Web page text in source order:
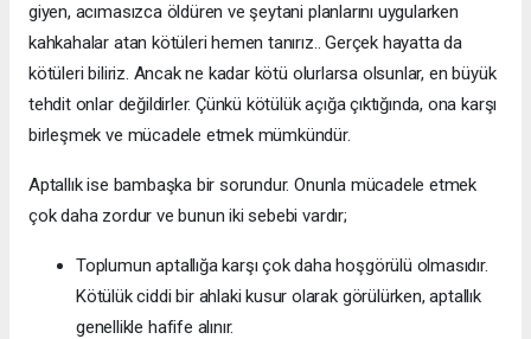
giyen, acımasızca öldüren ve şeytani planlarını uygularken
kahkahalar atan kötüleri hemen tanırız.. Gerçek hayatta da
kötüleri biliriz. Ancak ne kadar kötü olurlarsa olsunlar, en büyük
tehdit onlar değildirler. Çünkü kötülük açığa çıktığında, ona karşı
birleşmek ve mücadele etmek mümkündür.
Aptallık ise bambaşka bir sorundur. Onunla mücadele etmek
çok daha zordur ve bunun iki sebebi vardır;
Toplumun aptallığa karşı çok daha hoşgörülü olmasıdır.
Kötülük ciddi bir ahlaki kusur olarak görülürken, aptallık
genellikle hafife alınır.